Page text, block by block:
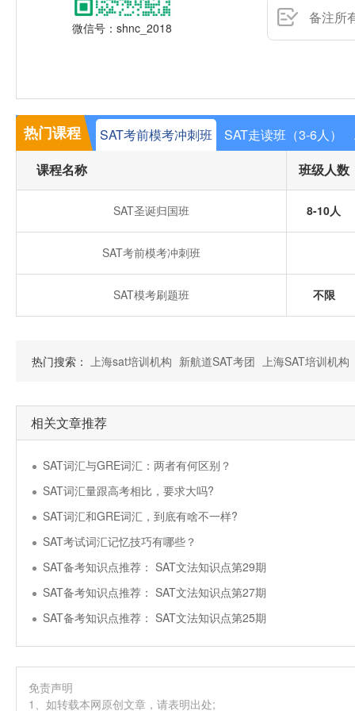
微信号：shnc_2018
热门课程 SAT考前模考冲刺班 SAT走读班（3-6人）
课程名称
班级人数
SAT圣诞归国班 8-10人
SAT考前模考冲刺班
SAT模考刷题班 不限
热门搜索： 上海sat培训机构 新航道SAT考团 上海SAT培训机构
相关文章推荐
SAT词汇与GRE词汇：两者有何区别？
SAT词汇量跟高考相比，要求大吗?
SAT词汇和GRE词汇，到底有啥不一样?
SAT考试词汇记忆技巧有哪些？
SAT备考知识点推荐： SAT文法知识点第29期
SAT备考知识点推荐： SAT文法知识点第27期
SAT备考知识点推荐： SAT文法知识点第25期
免责声明
1、如转载本网原创文章，请表明出处;